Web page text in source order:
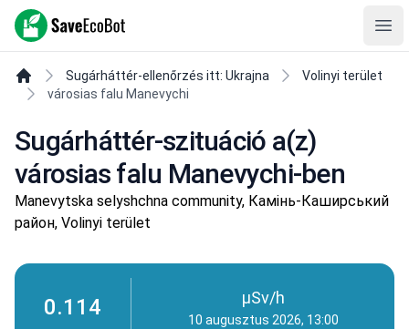
SaveEcoBot
Sugárháttér-ellenőrzés itt: Ukrajna
Volinyi terület
városias falu Manevychi
Sugárháttér-szituáció a(z)
városias falu Manevychi-ben
Manevytska selyshchna community, Камінь-Каширський
район, Volinyi terület
0.114 µSv/h
10 augusztus 2026, 13:00